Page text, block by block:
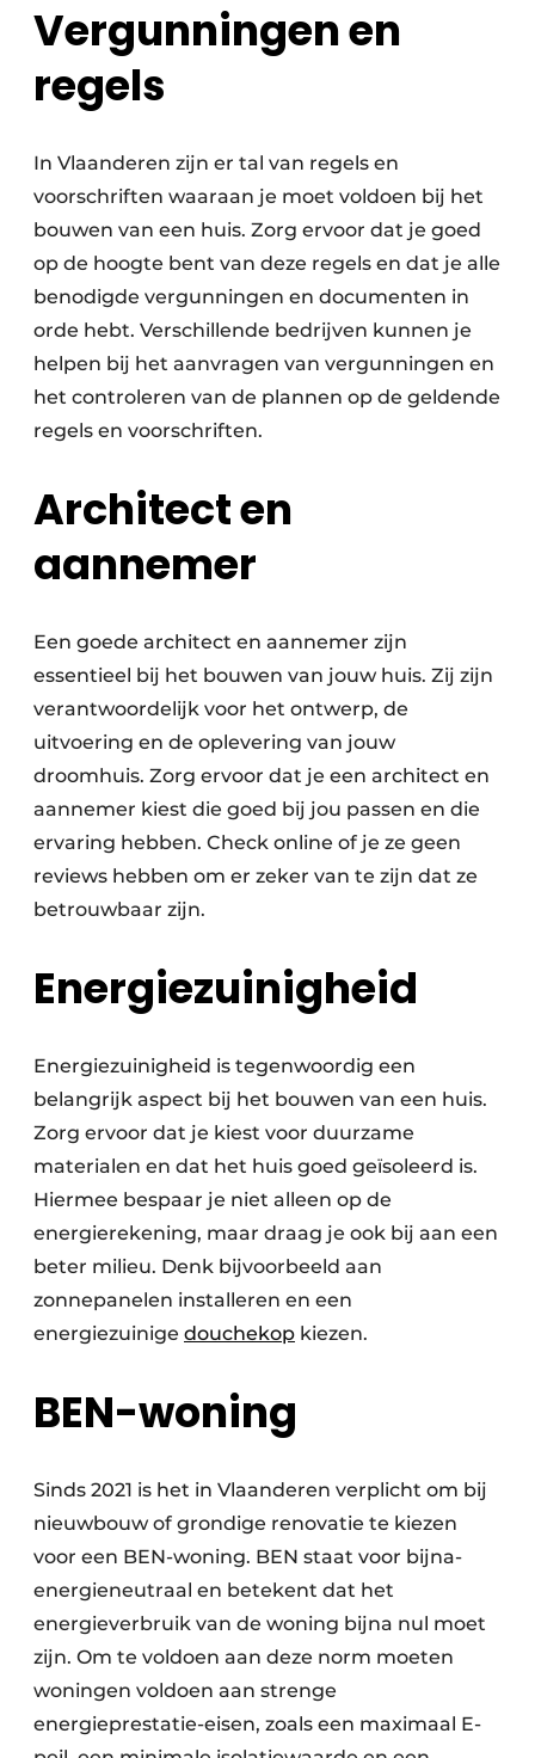
Vergunningen en
regels
In Vlaanderen zijn er tal van regels en
voorschriften waaraan je moet voldoen bij het
bouwen van een huis. Zorg ervoor dat je goed
op de hoogte bent van deze regels en dat je alle
benodigde vergunningen en documenten in
orde hebt. Verschillende bedrijven kunnen je
helpen bij het aanvragen van vergunningen en
het controleren van de plannen op de geldende
regels en voorschriften.
Architect en
aannemer
Een goede architect en aannemer zijn
essentieel bij het bouwen van jouw huis. Zij zijn
verantwoordelijk voor het ontwerp, de
uitvoering en de oplevering van jouw
droomhuis. Zorg ervoor dat je een architect en
aannemer kiest die goed bij jou passen en die
ervaring hebben. Check online of je ze geen
reviews hebben om er zeker van te zijn dat ze
betrouwbaar zijn.
Energiezuinigheid
Energiezuinigheid is tegenwoordig een
belangrijk aspect bij het bouwen van een huis.
Zorg ervoor dat je kiest voor duurzame
materialen en dat het huis goed geïsoleerd is.
Hiermee bespaar je niet alleen op de
energierekening, maar draag je ook bij aan een
beter milieu. Denk bijvoorbeeld aan
zonnepanelen installeren en een
energiezuinige douchekop kiezen.
BEN-woning
Sinds 2021 is het in Vlaanderen verplicht om bij
nieuwbouw of grondige renovatie te kiezen
voor een BEN-woning. BEN staat voor bijna-
energieneutraal en betekent dat het
energieverbruik van de woning bijna nul moet
zijn. Om te voldoen aan deze norm moeten
woningen voldoen aan strenge
energieprestatie-eisen, zoals een maximaal E-